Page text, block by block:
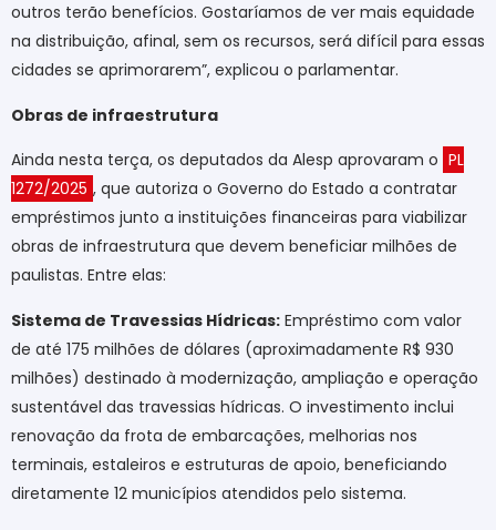
outros terão benefícios. Gostaríamos de ver mais equidade
na distribuição, afinal, sem os recursos, será difícil para essas
cidades se aprimorarem”, explicou o parlamentar.
Obras de infraestrutura
Ainda nesta terça, os deputados da Alesp aprovaram o PL
1272/2025 , que autoriza o Governo do Estado a contratar
empréstimos junto a instituições financeiras para viabilizar
obras de infraestrutura que devem beneficiar milhões de
paulistas. Entre elas:
Sistema de Travessias Hídricas: Empréstimo com valor
de até 175 milhões de dólares (aproximadamente R$ 930
milhões) destinado à modernização, ampliação e operação
sustentável das travessias hídricas. O investimento inclui
renovação da frota de embarcações, melhorias nos
terminais, estaleiros e estruturas de apoio, beneficiando
diretamente 12 municípios atendidos pelo sistema.